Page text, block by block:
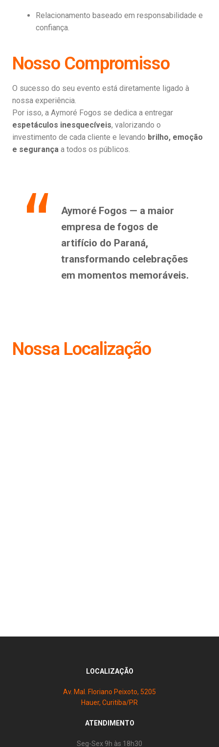
Relacionamento baseado em responsabilidade e
confiança.
Nosso Compromisso
O sucesso do seu evento está diretamente ligado à
nossa experiência.
Por isso, a Aymoré Fogos se dedica a entregar
espetáculos inesquecíveis, valorizando o
investimento de cada cliente e levando brilho, emoção
e segurança a todos os públicos.
Aymoré Fogos — a maior
empresa de fogos de
artifício do Paraná,
transformando celebrações
em momentos memoráveis.
Nossa Localização
LOCALIZAÇÃO
Av. Mal. Floriano Peixoto, 5205
Hauer, Curitiba/PR
ATENDIMENTO
Seg-Sex 9h às 18h30